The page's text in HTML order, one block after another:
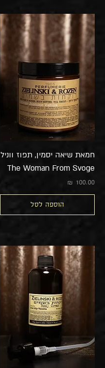
חמאת שיאה יסמין, תפוז ווניל
The Woman From Svoge
מחיר
הוספה לסל